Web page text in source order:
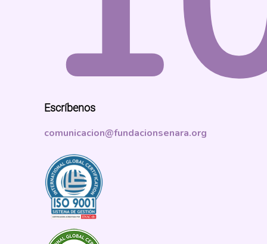
Escríbenos
comunicacion@fundacionsenara.org